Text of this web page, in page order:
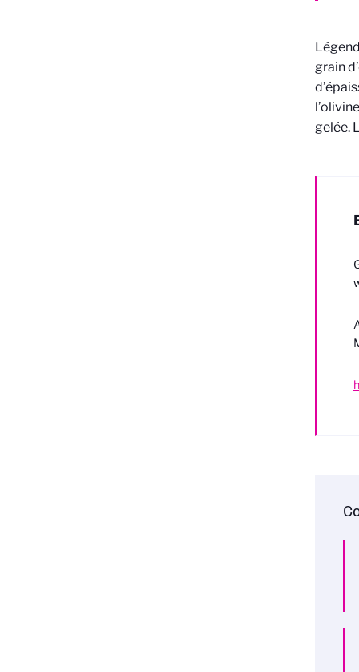
grain
gelée.